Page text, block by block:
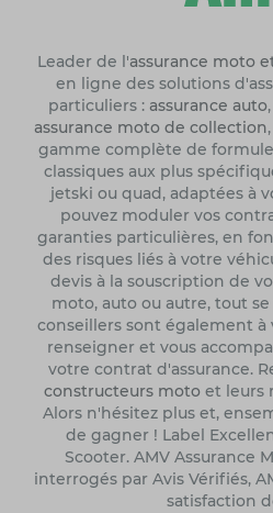
Leader de l'assurance moto
en ligne des solutions
particuliers : assurance auto
assurance moto de collection
gamme complète de
classiques aux plus
jetski ou quad, adaptées à
pouvez moduler vos
garanties particulières, en
des risques liés à votre
devis à la souscription de
moto, auto ou autre, tout
conseillers sont également
renseigner et vous
votre contrat d'assurance.
constructeurs motoet leurs
Alors n'hésitez plus et,
de gagner ! Label
Scooter. AMV Assurance
interrogés par Avis Vérifiés,
satisfaction